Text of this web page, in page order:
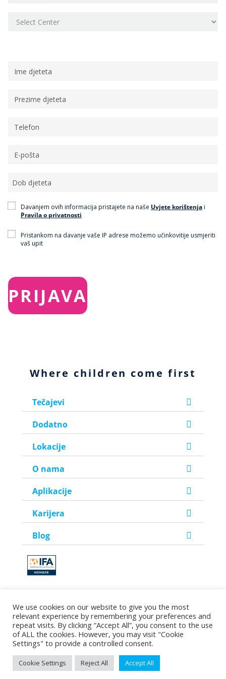
Davanjem ovih informacija pristajete na naše Uvjete korištenjai
Pravila o privatnosti
Pristankom na davanje vaše IP adrese možemo učinkovitije usmjeriti
vaš upit
Where children come first
Tečajevi
Dodatno
Lokacije
O nama
Aplikacije
Karijera
Blog
©2026 Copyright Helen Doron Group Ltd | All rights reserved.
Pravila privatnosti|Uvjeti korištenja|Podrška
We use cookies on our website to give you the most
relevant experience by remembering your preferences and
repeat visits. By clicking “Accept All”, you consent to the use
of ALL the cookies. However, you may visit "Cookie
Settings" to provide a controlled consent.
Cookie Settings Reject All Accept All